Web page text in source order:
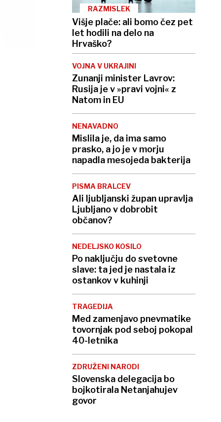
RAZMISLEK
Višje plače: ali bomo čez pet
let hodili na delo na
Hrvaško?
VOJNA V UKRAJINI
Zunanji minister Lavrov:
Rusija je v »pravi vojni« z
Natom in EU
NENAVADNO
Mislila je, da ima samo
prasko, a jo je v morju
napadla mesojeda bakterija
PISMA BRALCEV
Ali ljubljanski župan upravlja
Ljubljano v dobrobit
občanov?
NEDELJSKO KOSILO
Po naključju do svetovne
slave: ta jed je nastala iz
ostankov v kuhinji
TRAGEDIJA
Med zamenjavo pnevmatike
tovornjak pod seboj pokopal
40-letnika
ZDRUŽENI NARODI
Slovenska delegacija bo
bojkotirala Netanjahujev
govor